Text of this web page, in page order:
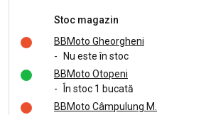
Stoc magazin
BBMoto Gheorgheni
-
Nu este în stoc
BBMoto Otopeni
-
În stoc 1 bucată
BBMoto Câmpulung M.